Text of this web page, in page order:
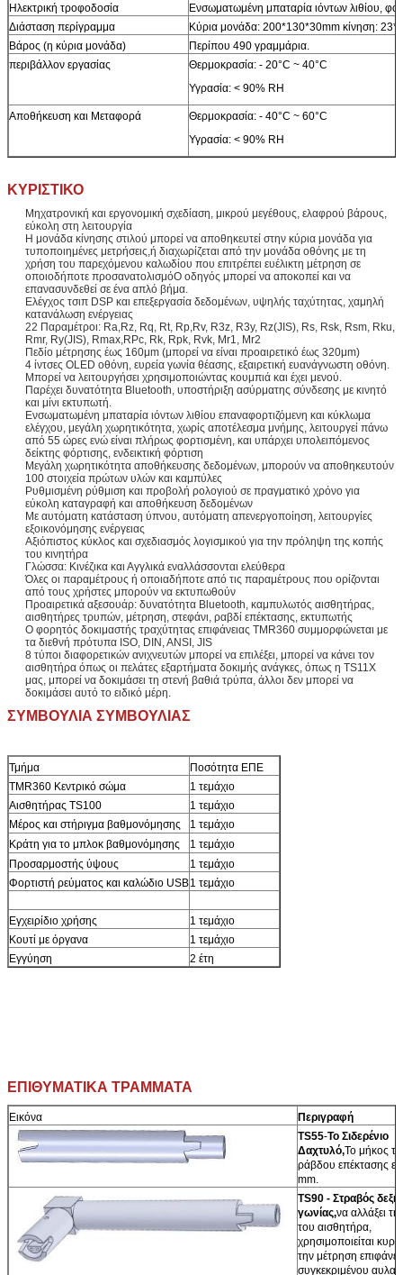
Ηλεκτρική τροφοδοσία
Ενσωματωμένη μπαταρία ιόντων λιθίου,
Διάσταση περίγραμμα
Κύρια μονάδα: 200*130*30mm κίνηση:
Βάρος (η κύρια μονάδα)
Περίπου 490 γραμμάρια.
περιβάλλον εργασίας
Θερμοκρασία: - 20°C ~ 40°C
Υγρασία: < 90% RH
Αποθήκευση και Μεταφορά
Θερμοκρασία: - 40°C ~ 60°C
Υγρασία: < 90% RH
ΚΥΡΙΣΤΙΚΟ
Μηχατρονική και εργονομική σχεδίαση, μικρού μεγέθους, ελαφρού βάρους,
εύκολη στη λειτουργία
Η μονάδα κίνησης στιλού μπορεί να αποθηκευτεί στην κύρια μονάδα για
τυποποιημένες μετρήσεις,ή διαχωρίζεται από την μονάδα οθόνης με τη
χρήση του παρεχόμενου καλωδίου που επιτρέπει ευέλικτη μέτρηση σε
οποιοδήποτε προσανατολισμόΟ οδηγός μπορεί να αποκοπεί και να
επανασυνδεθεί σε ένα απλό βήμα.
Ελέγχος τσιπ DSP και επεξεργασία δεδομένων, υψηλής ταχύτητας, χαμηλή
κατανάλωση ενέργειας
22 Παραμέτροι: Ra,Rz, Rq, Rt, Rp,Rv, R3z, R3y, Rz(JIS), Rs, Rsk, Rsm, Rku,
Rmr, Ry(JIS), Rmax,RPc, Rk, Rpk, Rvk, Mr1, Mr2
Πεδίο μέτρησης έως 160μm (μπορεί να είναι προαιρετικό έως 320μm)
4 ίντσες OLED οθόνη, ευρεία γωνία θέασης, εξαιρετική ευανάγνωστη οθόνη.
Μπορεί να λειτουργήσει χρησιμοποιώντας κουμπιά και έχει μενού.
Παρέχει δυνατότητα Bluetooth, υποστήριξη ασύρματης σύνδεσης με κινητό
και μίνι εκτυπωτή.
Ενσωματωμένη μπαταρία ιόντων λιθίου επαναφορτιζόμενη και κύκλωμα
ελέγχου, μεγάλη χωρητικότητα, χωρίς αποτέλεσμα μνήμης, λειτουργεί πάνω
από 55 ώρες ενώ είναι πλήρως φορτισμένη, και υπάρχει υπολειπόμενος
δείκτης φόρτισης, ενδεικτική φόρτιση
Μεγάλη χωρητικότητα αποθήκευσης δεδομένων, μπορούν να αποθηκευτούν
100 στοιχεία πρώτων υλών και καμπύλες
Ρυθμισμένη ρύθμιση και προβολή ρολογιού σε πραγματικό χρόνο για
εύκολη καταγραφή και αποθήκευση δεδομένων
Με αυτόματη κατάσταση ύπνου, αυτόματη απενεργοποίηση, λειτουργίες
εξοικονόμησης ενέργειας
Αξιόπιστος κύκλος και σχεδιασμός λογισμικού για την πρόληψη της κοπής
του κινητήρα
Γλώσσα: Κινέζικα και Αγγλικά εναλλάσσονται ελεύθερα
Όλες οι παραμέτρους ή οποιαδήποτε από τις παραμέτρους που ορίζονται
από τους χρήστες μπορούν να εκτυπωθούν
Προαιρετικά αξεσουάρ: δυνατότητα Bluetooth, καμπυλωτός αισθητήρας,
αισθητήρες τρυπών, μέτρηση, στεφάνι, ραβδί επέκτασης, εκτυπωτής
Ο φορητός δοκιμαστής τραχύτητας επιφάνειας TMR360 συμμορφώνεται με
τα διεθνή πρότυπα ISO, DIN, ANSI, JIS
8 τύποι διαφορετικών ανιχνευτών μπορεί να επιλέξει, μπορεί να κάνει τον
αισθητήρα όπως οι πελάτες εξαρτήματα δοκιμής ανάγκες, όπως η TS11X
μας, μπορεί να δοκιμάσει τη στενή βαθιά τρύπα, άλλοι δεν μπορεί να
δοκιμάσει αυτό το ειδικό μέρη.
ΣΥΜΒΟΥΛΙΑ ΣΥΜΒΟΥΛΙΑΣ
Τμήμα
Ποσότητα ΕΠΕ
TMR360 Κεντρικό σώμα
1 τεμάχιο
Αισθητήρας TS100
1 τεμάχιο
Μέρος και στήριγμα βαθμονόμησης
1 τεμάχιο
Κράτη για το μπλοκ βαθμονόμησης
1 τεμάχιο
Προσαρμοστής ύψους
1 τεμάχιο
Φορτιστή ρεύματος και καλώδιο USB1 τεμάχιο
Εγχειρίδιο χρήσης
1 τεμάχιο
Κουτί με όργανα
1 τεμάχιο
Εγγύηση
2 έτη
ΕΠΙΘΥΜΑΤΙΚΑ ΤΡΑΜΜΑΤΑ
Εικόνα
Περιγραφή
TS55-Το Σιδερένιο
Δαχτυλό,Το μήκος
ράβδου επέκτασης
mm.
TS90 - Στραβός
γωνίας,να αλλάξει
του αισθητήρα,
χρησιμοποιείται
την μέτρηση
συγκεκριμένου